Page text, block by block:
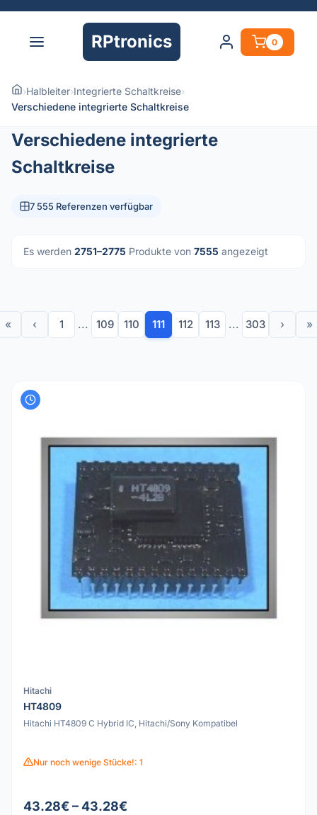
RPtronics 0
›Halbleiter›Integrierte Schaltkreise›
Verschiedene integrierte Schaltkreise
Verschiedene integrierte
Schaltkreise
7 555 Referenzen verfügbar
Es werden 2751–2775 Produkte von 7555 angezeigt
« ‹ 1 ... 109 110 111 112 113 ... 303 › »
Hitachi
HT4809
Hitachi HT4809 C Hybrid IC, Hitachi/Sony Kompatibel
Nur noch wenige Stücke!: 1
43.28€ – 43.28€